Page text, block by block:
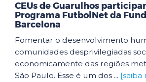
CEUs de Guarulhos
Programa FutbolNet da
Barcelona
Fomentar o desenvolvimento
comunidades desprivilegiadas
economicamente das regiões
São Paulo. Esse é um dos ... [saiba